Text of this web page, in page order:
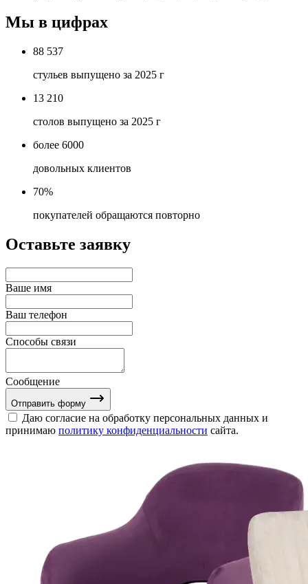
Мы в цифрах
88 537
стульев выпущено за 2025 г
13 210
столов выпущено за 2025 г
более 6000
довольных клиентов
70%
покупателей обращаются повторно
Оставьте заявку
Ваше имя
Ваш телефон
Способы связи
Сообщение
Отправить форму
Даю согласие на обработку персональных данных и
принимаю политику конфиденциальности сайта.